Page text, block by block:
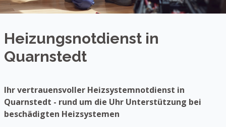
Heizungsnotdienst in
Quarnstedt
Ihr vertrauensvoller Heizsystemnotdienst in
Quarnstedt - rund um die Uhr Unterstützung bei
beschädigten Heizsystemen